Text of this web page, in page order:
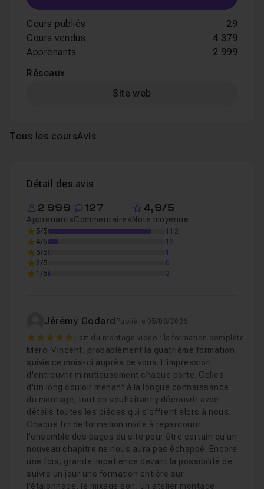
Cours publiés
29
Cours vendus
4 379
Apprenants
2 999
Réseaux
Site web
Tous les coursAvis
Détail des avis
2 999
Apprenants
127
Commentaires
4,9/5
Note moyenne
5/5
112
4/5
12
3/5
1
2/5
0
1/5
2
Jérémy Godard Publié le 05/08/2026
5 L'art du montage vidéo : la formation complète
Merci Vincent, probablement la quatrième formation
suivie ce mois-ci auprès de vous. L'impression
d'entrouvrir minutieusement chaque porte. Celles
d'un long couloir menant à la longue connaissance
du montage, tout en souhaitant y découvrir avec
détails toutes les pièces qui s'offrent alors à nous.
Chaque fin de formation invite à reparcourir
l'ensemble des pages du site pour être certain qu'un
nouveau chapitre ne nous aura pas échappé. Encore
une fois, grande impatience devant la possibilité de
suivre un jour une formation entière sur
l'étalonnage, le mixage son, un atelier montage